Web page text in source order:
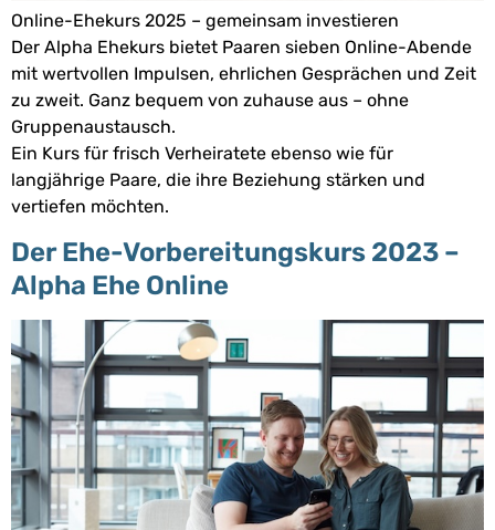
Online-Ehekurs 2025 – gemeinsam investieren
Der Alpha Ehekurs bietet Paaren sieben Online-Abende
mit wertvollen Impulsen, ehrlichen Gesprächen und Zeit
zu zweit. Ganz bequem von zuhause aus – ohne
Gruppenaustausch.
Ein Kurs für frisch Verheiratete ebenso wie für
langjährige Paare, die ihre Beziehung stärken und
vertiefen möchten.
Der Ehe-Vorbereitungskurs 2023 –
Alpha Ehe Online